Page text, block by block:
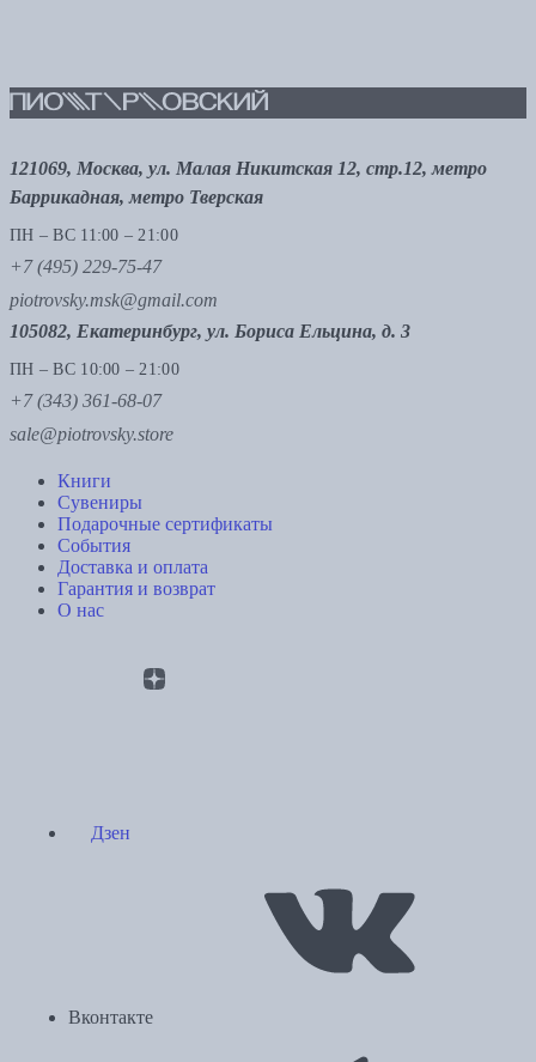
121069, Москва, ул. Малая Никитская 12, стр.12, метро
Баррикадная, метро Тверская
ПН – ВС 11:00 – 21:00
+7 (495) 229-75-47
piotrovsky.msk@gmail.com
105082, Екатеринбург, ул. Бориса Ельцина, д. 3
ПН – ВС 10:00 – 21:00
+7 (343) 361-68-07
sale@piotrovsky.store
Книги
Сувениры
Подарочные сертификаты
События
Доставка и оплата
Гарантия и возврат
О нас
Дзен
Вконтакте